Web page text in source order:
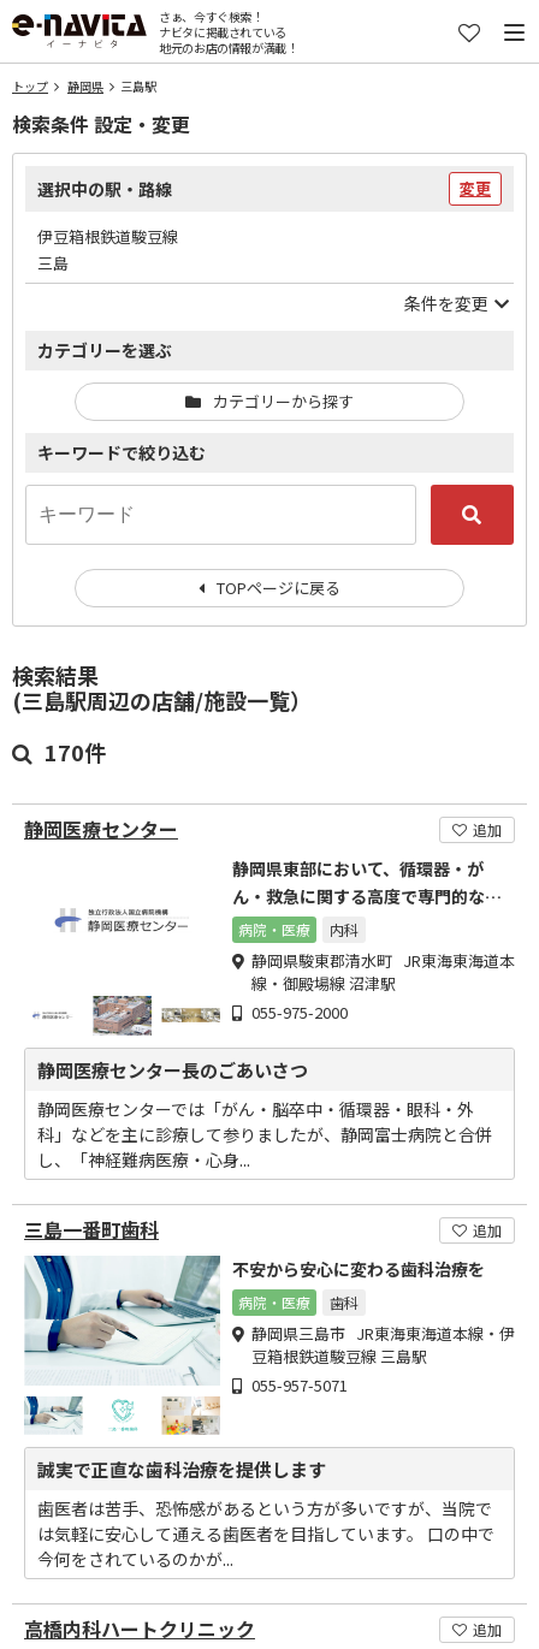
さぁ、今すぐ検索！
ナビタに掲載されている
地元のお店の情報が満載！
トップ 静岡県 三島駅
検索結果
(三島駅周辺の店舗/施設一覧）
170件
静岡医療センター 追加
静岡県東部において、循環器・が
ん・救急に関する高度で専門的な医
療を提供
病院・医療 内科
静岡県駿東郡清水町 JR東海東海道本
線・御殿場線 沼津駅
055-975-2000
静岡医療センター長のごあいさつ
静岡医療センターでは「がん・脳卒中・循環器・眼科・外
科」などを主に診療して参りましたが、静岡富士病院と合併
し、「神経難病医療・心身...
三島一番町歯科 追加
不安から安心に変わる歯科治療を
病院・医療 歯科
静岡県三島市 JR東海東海道本線・伊
豆箱根鉄道駿豆線 三島駅
055-957-5071
誠実で正直な歯科治療を提供します
歯医者は苦手、恐怖感があるという方が多いですが、当院で
は気軽に安心して通える歯医者を目指しています。 口の中で
今何をされているのかが...
高橋内科ハートクリニック 追加
検索条件 設定・変更
選択中の駅・路線 変更
伊豆箱根鉄道駿豆線
三島
条件を変更
カテゴリーを選ぶ
カテゴリーから探す
キーワードで絞り込む
TOPページに戻る